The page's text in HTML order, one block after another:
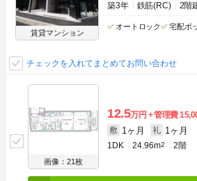
賃貸マンション
築3年
鉄筋(RC) 2階
オートロック 宅配ボ
チェックを入れてまとめてお問い合わせ
画像：21枚
12.5万円 管理費
敷 1ヶ月 礼 1ヶ月
1DK 24.96m2 2階